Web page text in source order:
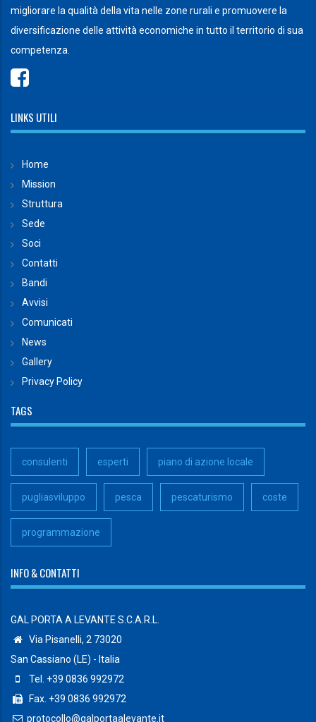
migliorare la qualità della vita nelle zone rurali e promuovere la
diversificazione delle attività economiche in tutto il territorio di sua
competenza.
LINKS UTILI
Home
Mission
Struttura
Sede
Soci
Contatti
Bandi
Avvisi
Comunicati
News
Gallery
Privacy Policy
TAGS
consulenti esperti piano di azione locale
pugliasviluppo pesca pescaturismo coste
programmazione
INFO & CONTATTI
GAL PORTA A LEVANTE S.C.A.R.L.
Via Pisanelli, 2 73020
San Cassiano (LE) - Italia
Tel. +39 0836 992972
Fax. +39 0836 992972
protocollo@galportaalevante.it